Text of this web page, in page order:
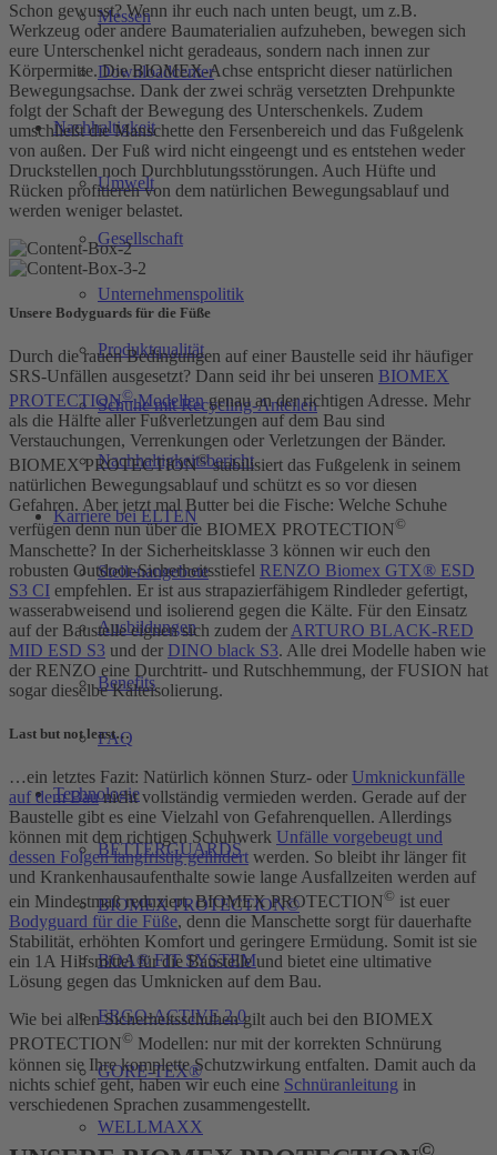
Messen
Downloadcenter
Nachhaltigkeit
Umwelt
Gesellschaft
Unternehmenspolitik
Produktqualität
Schuhe mit Recycling-Anteilen
Nachhaltigkeitsbericht
Karriere bei ELTEN
Stellenangebote
Ausbildungen
Benefits
FAQ
Technologie
BETTERGUARDS
BIOMEX PROTECTION©
BOA® FIT SYSTEM
ERGO-ACTIVE 2.0
GORE-TEX®
WELLMAXX
Schon gewusst? Wenn ihr euch nach unten beugt, um z.B.
Werkzeug oder andere Baumaterialien aufzuheben, bewegen sich
eure Unterschenkel nicht geradeaus, sondern nach innen zur
Körpermitte. Die BIOMEX-Achse entspricht dieser natürlichen
Bewegungsachse. Dank der zwei schräg versetzten Drehpunkte
folgt der Schaft der Bewegung des Unterschenkels. Zudem
umschließt die Manschette den Fersenbereich und das Fußgelenk
von außen. Der Fuß wird nicht eingeengt und es entstehen weder
Druckstellen noch Durchblutungsstörungen. Auch Hüfte und
Rücken profitieren von dem natürlichen Bewegungsablauf und
werden weniger belastet.
Unsere Bodyguards für die Füße
Durch die rauen Bedingungen auf einer Baustelle seid ihr häufiger
SRS-Unfällen ausgesetzt? Dann seid ihr bei unseren BIOMEX
PROTECTION©Modellengenau an der richtigen Adresse. Mehr
als die Hälfte aller Fußverletzungen auf dem Bau sind
Verstauchungen, Verrenkungen oder Verletzungen der Bänder.
BIOMEX PROTECTION©stabilisiert das Fußgelenk in seinem
natürlichen Bewegungsablauf und schützt es so vor diesen
Gefahren. Aber jetzt mal Butter bei die Fische: Welche Schuhe
verfügen denn nun über die BIOMEX PROTECTION©
Manschette? In der Sicherheitsklasse 3 können wir euch den
robusten Outdoor-Sicherheitsstiefel RENZO Biomex GTX® ESD
S3 CI empfehlen. Er ist aus strapazierfähigem Rindleder gefertigt,
wasserabweisend und isolierend gegen die Kälte. Für den Einsatz
auf der Baustelle eignen sich zudem der ARTURO BLACK-RED
MID ESD S3 und der DINO black S3. Alle drei Modelle haben wie
der RENZO eine Durchtritt- und Rutschhemmung, der FUSION hat
sogar dieselbe Kälteisolierung.
Last but not least…
…ein letztes Fazit: Natürlich können Sturz- oder Umknickunfälle
auf dem Baunicht vollständig vermieden werden. Gerade auf der
Baustelle gibt es eine Vielzahl von Gefahrenquellen. Allerdings
können mit dem richtigen Schuhwerk Unfälle vorgebeugt und
dessen Folgen langfristig gelindert werden. So bleibt ihr länger fit
und Krankenhausaufenthalte sowie lange Ausfallzeiten werden auf
ein Mindestmaß reduziert. BIOMEX PROTECTION© ist euer
Bodyguard für die Füße, denn die Manschette sorgt für dauerhafte
Stabilität, erhöhten Komfort und geringere Ermüdung. Somit ist sie
ein 1A Hilfsmittel für die Baustelle und bietet eine ultimative
Lösung gegen das Umknicken auf dem Bau.
Wie bei allen Sicherheitsschuhen gilt auch bei den BIOMEX
PROTECTION© Modellen: nur mit der korrekten Schnürung
können sie Ihre komplette Schutzwirkung entfalten. Damit auch da
nichts schief geht, haben wir euch eine Schnüranleitung in
verschiedenen Sprachen zusammengestellt.
©